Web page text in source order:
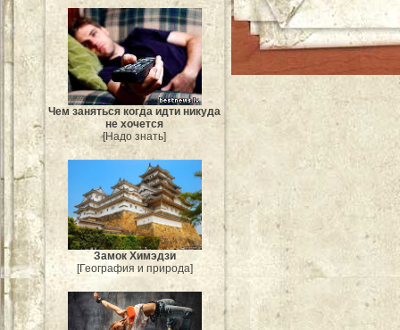
Чем заняться когда идти никуда
не хочется
[Надо знать]
Замок Химэдзи
[География и природа]